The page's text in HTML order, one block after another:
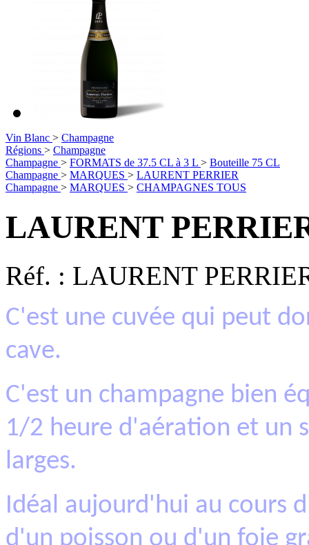
Vin Blanc > Champagne
Régions > Champagne
Champagne > FORMATS de 37.5 CL à 3 L > Bouteille 75 CL
Champagne > MARQUES > LAURENT PERRIER
Champagne > MARQUES > CHAMPAGNES TOUS
LAURENT
Réf. : LAURENT
C'est une cuvée qui peut
cave.
C'est un champagne bien
1/2 heure d'aération et un
larges.
Idéal aujourd'hui au cours
d'un poisson ou d'un foie